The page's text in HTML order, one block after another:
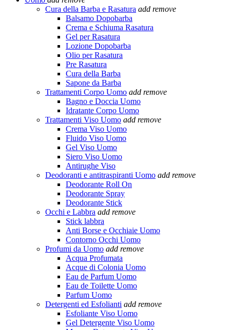
Cura della Barba e Rasatura add remove
Balsamo Dopobarba
Crema e Schiuma Rasatura
Gel per Rasatura
Lozione Dopobarba
Olio per Rasatura
Pre Rasatura
Cura della Barba
Sapone da Barba
Trattamenti Corpo Uomo add remove
Bagno e Doccia Uomo
Idratante Corpo Uomo
Trattamenti Viso Uomo add remove
Crema Viso Uomo
Fluido Viso Uomo
Gel Viso Uomo
Siero Viso Uomo
Antirughe Viso
Deodoranti e antitraspiranti Uomo add remove
Deodorante Roll On
Deodorante Spray
Deodorante Stick
Occhi e Labbra add remove
Stick labbra
Anti Borse e Occhiaie Uomo
Contorno Occhi Uomo
Profumi da Uomo add remove
Acqua Profumata
Acque di Colonia Uomo
Eau de Parfum Uomo
Eau de Toilette Uomo
Parfum Uomo
Detergenti ed Esfolianti add remove
Esfoliante Viso Uomo
Gel Detergente Viso Uomo